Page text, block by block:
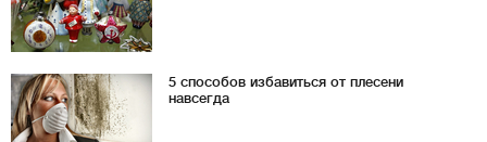
5 способов избавиться от плесени
навсегда